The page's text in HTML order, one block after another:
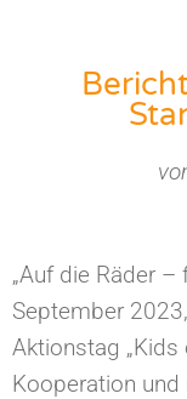
„Auf die Räder
September
Aktionstag „Kids
Kooperation